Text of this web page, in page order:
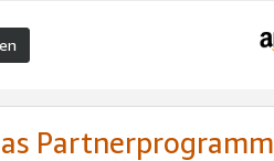
Partnerprogramm